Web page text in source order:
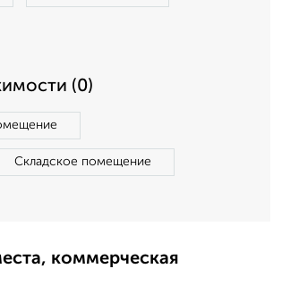
(0)
Складское помещение
коммерческая